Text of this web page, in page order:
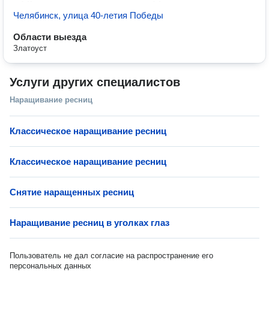
Челябинск, улица 40-летия Победы
Области выезда
Златоуст
Услуги других специалистов
Наращивание ресниц
Классическое наращивание ресниц
Классическое наращивание ресниц
Снятие наращенных ресниц
Наращивание ресниц в уголках глаз
Пользователь не дал согласие на распространение его
персональных данных